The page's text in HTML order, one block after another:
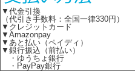
▼代金引換
（代引き手数料：全国一律330円）
▼クレジットカード
▼Amazonpay
▼あと払い（ペイディ）
▼銀行振込（前払い）
・ゆうちょ銀行
・PayPay銀行